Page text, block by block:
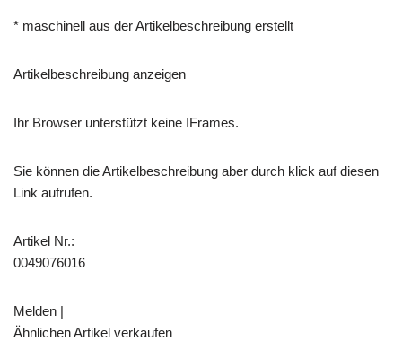
* maschinell aus der Artikelbeschreibung erstellt
Artikelbeschreibung anzeigen
Ihr Browser unterstützt keine IFrames.
Sie können die Artikelbeschreibung aber durch klick auf diesen
Link aufrufen.
Artikel Nr.:
0049076016
Melden |
Ähnlichen Artikel verkaufen